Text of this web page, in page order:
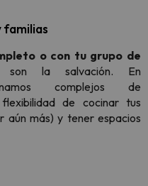
familias
o con tu grupo de
son la salvación. En
complejos de
de cocinar tus
aún más) y tener espacios